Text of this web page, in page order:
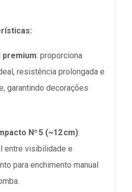
premium: proporciona
resistência prolongada e
garantindo decorações
Nº 5 (~12 cm):
entre visibilidade e
para enchimento manual